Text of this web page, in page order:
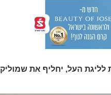
לליגת העל, יחליף את שמוליק